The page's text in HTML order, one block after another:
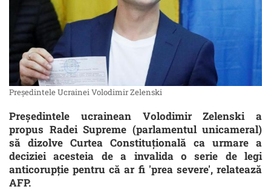
Președintele Ucrainei Volodimir Zelenski
Preşedintele ucrainean Volodimir Zelenski a
propus Radei Supreme (parlamentul unicameral)
să dizolve Curtea Constituţională ca urmare a
deciziei acesteia de a invalida o serie de legi
anticorupţie pentru că ar fi 'prea severe', relatează
AFP.